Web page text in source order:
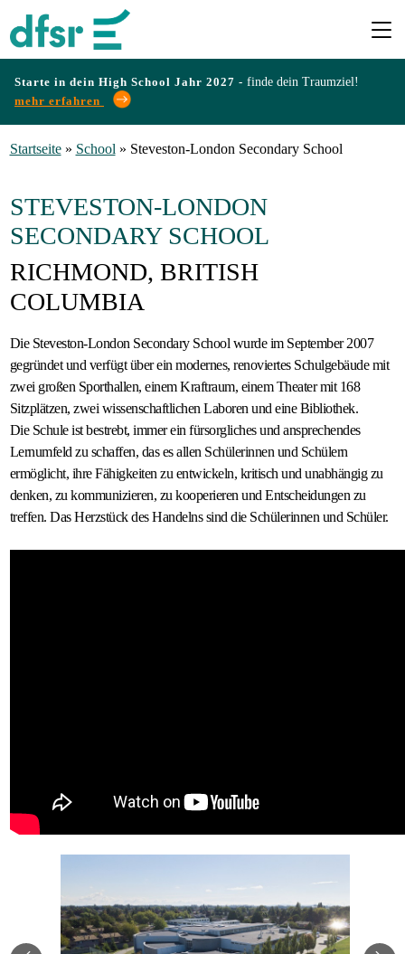
Starte in dein High School Jahr 2027 - finde dein Traumziel!
mehr erfahren
Programme
&
Erfahrungen
Preise
Gastfamilie
werden
Startseite» School» Steveston-London Secondary School
STEVESTON-LONDON
SECONDARY SCHOOL
RICHMOND, BRITISH
COLUMBIA
Die Steveston-London Secondary School wurde im September 2007
gegründet und verfügt über ein modernes, renoviertes Schulgebäude mit
zwei großen Sporthallen, einem Kraftraum, einem Theater mit 168
Sitzplätzen, zwei wissenschaftlichen Laboren und eine Bibliothek.
Die Schule ist bestrebt, immer ein fürsorgliches und ansprechendes
Lernumfeld zu schaffen, das es allen Schülerinnen und Schülern
ermöglicht, ihre Fähigkeiten zu entwickeln, kritisch und unabhängig zu
denken, zu kommunizieren, zu kooperieren und Entscheidungen zu
treffen. Das Herzstück des Handelns sind die Schülerinnen und Schüler.